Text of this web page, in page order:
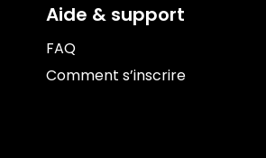
Aide & support
FAQ
Comment s’inscrire